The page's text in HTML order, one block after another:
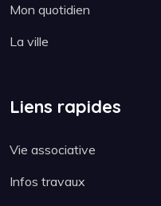
Mon quotidien
La ville
Liens rapides
Vie associative
Infos travaux